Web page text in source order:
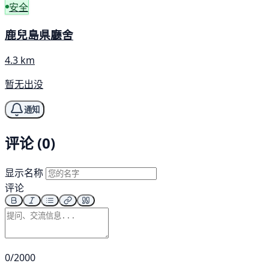
安全
鹿兒島県廳舍
4.3 km
暂无出没
通知
评论 (0)
显示名称
评论
0/2000